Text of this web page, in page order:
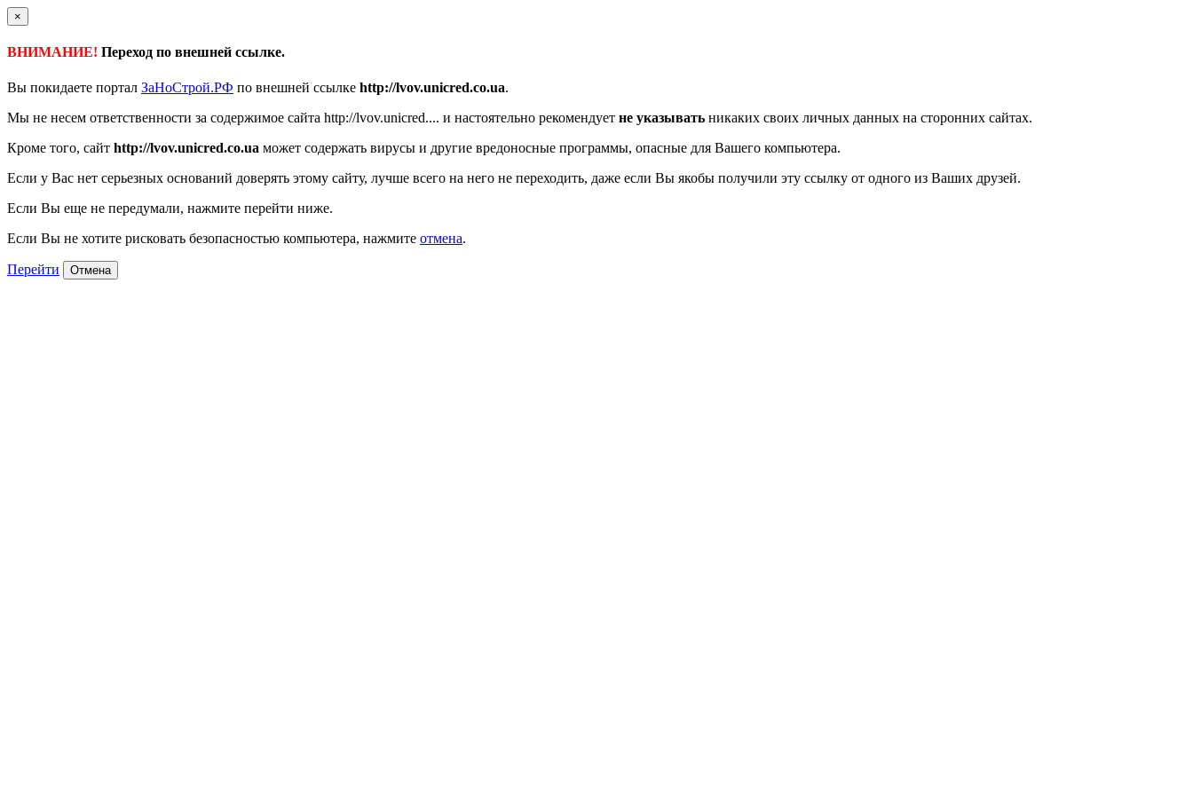
×
ВНИМАНИЕ! Переход по внешней ссылке.
Вы покидаете портал ЗаНоСтрой.РФ по внешней ссылке http://lvov.unicred.co.ua.
Мы не несем ответственности за содержимое сайта http://lvov.unicred.... и настоятельно рекомендует не указывать никаких своих личных данных на сторонних сайтах.
Кроме того, сайт http://lvov.unicred.co.ua может содержать вирусы и другие вредоносные программы, опасные для Вашего компьютера.
Если у Вас нет серьезных оснований доверять этому сайту, лучше всего на него не переходить, даже если Вы якобы получили эту ссылку от одного из Ваших друзей.
Если Вы еще не передумали, нажмите перейти ниже.
Если Вы не хотите рисковать безопасностью компьютера, нажмите отмена.
Перейти Отмена